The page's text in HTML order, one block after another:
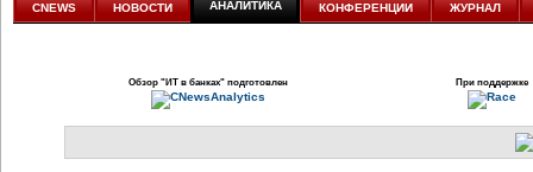
CNEWS НОВОСТИ АНАЛИТИКА КОНФЕРЕНЦИИ ЖУРНАЛ
Обзор "ИТ в банках"подготовлен При поддержке